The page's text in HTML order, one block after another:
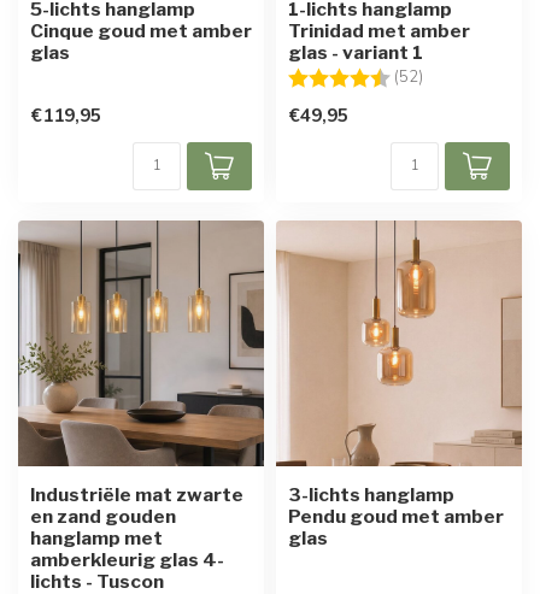
5-lichts hanglamp
Cinque goud met amber
glas
€119,95
1-lichts hanglamp
Trinidad met amber
glas - variant 1
Beoordeling: (52)
€49,95
Industriële mat zwarte
en zand gouden
hanglamp met
amberkleurig glas 4-
lichts - Tuscon
3-lichts hanglamp
Pendu goud met amber
glas